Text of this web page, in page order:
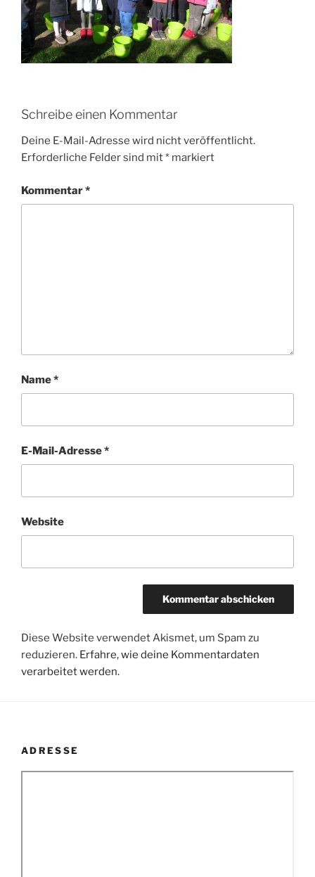
Schreibe einen Kommentar
Deine E-Mail-Adresse wird nicht veröffentlicht.
Erforderliche Felder sind mit* markiert
Kommentar*
Name*
E-Mail-Adresse*
Website
Diese Website verwendet Akismet, um Spam zu
reduzieren. Erfahre, wie deine Kommentardaten
verarbeitet werden.
ADRESSE